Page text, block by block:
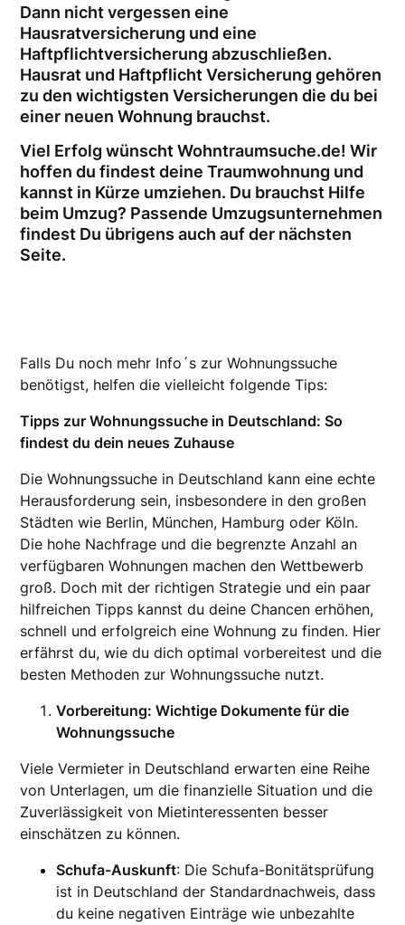
Dann nicht vergessen eine
Hausratversicherung und eine
Haftpflichtversicherung abzuschließen.
Hausrat und Haftpflicht Versicherung gehören
zu den wichtigsten Versicherungen die du bei
einer neuen Wohnung brauchst.
Viel Erfolg wünscht Wohntraumsuche.de! Wir
hoffen du findest deine Traumwohnung und
kannst in Kürze umziehen. Du brauchst Hilfe
beim Umzug? Passende Umzugsunternehmen
findest Du übrigens auch auf der nächsten
Seite.
Falls Du noch mehr Info´s zur Wohnungssuche
benötigst, helfen die vielleicht folgende Tips:
Tipps zur Wohnungssuche in Deutschland: So
findest du dein neues Zuhause
Die Wohnungssuche in Deutschland kann eine echte
Herausforderung sein, insbesondere in den großen
Städten wie Berlin, München, Hamburg oder Köln.
Die hohe Nachfrage und die begrenzte Anzahl an
verfügbaren Wohnungen machen den Wettbewerb
groß. Doch mit der richtigen Strategie und ein paar
hilfreichen Tipps kannst du deine Chancen erhöhen,
schnell und erfolgreich eine Wohnung zu finden. Hier
erfährst du, wie du dich optimal vorbereitest und die
besten Methoden zur Wohnungssuche nutzt.
Vorbereitung: Wichtige Dokumente für die
Wohnungssuche
Viele Vermieter in Deutschland erwarten eine Reihe
von Unterlagen, um die finanzielle Situation und die
Zuverlässigkeit von Mietinteressenten besser
einschätzen zu können.
Schufa-Auskunft: Die Schufa-Bonitätsprüfung
ist in Deutschland der Standardnachweis, dass
du keine negativen Einträge wie unbezahlte